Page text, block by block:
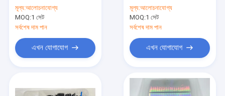
মূল্য:আলোচনাযোগ্য
MOQ:1 সেট
সর্বশেষ দাম পান
এখন যোগাযোগ
করুন
মূল্য:আলোচনাযোগ্য
MOQ:1 সেট
সর্বশেষ দাম পান
এখন যোগাযোগ